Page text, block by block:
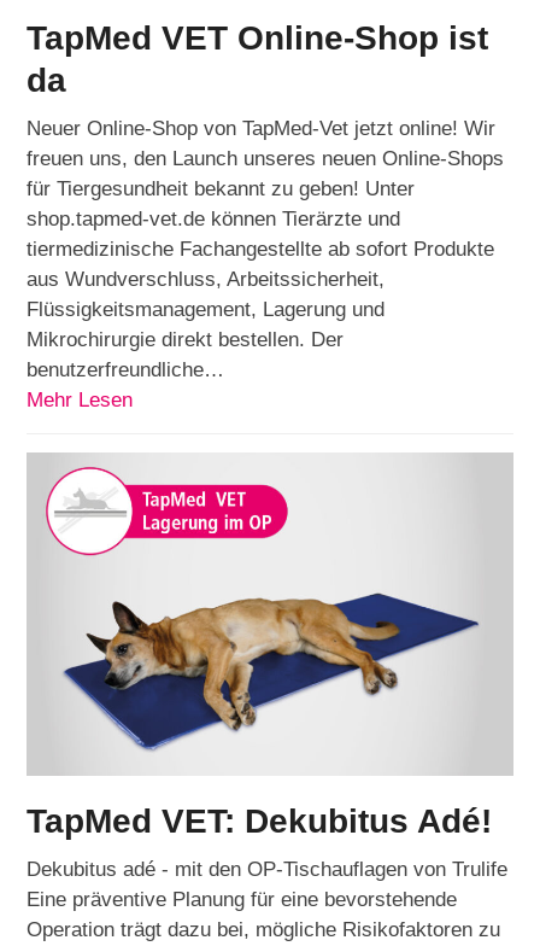
TapMed VET Online-Shop ist
da
Neuer Online-Shop von TapMed-Vet jetzt online! Wir
freuen uns, den Launch unseres neuen Online-Shops
für Tiergesundheit bekannt zu geben! Unter
shop.tapmed-vet.de können Tierärzte und
tiermedizinische Fachangestellte ab sofort Produkte
aus Wundverschluss, Arbeitssicherheit,
Flüssigkeitsmanagement, Lagerung und
Mikrochirurgie direkt bestellen. Der
benutzerfreundliche…
Mehr Lesen
TapMed VET: Dekubitus Adé!
Dekubitus adé - mit den OP-Tischauflagen von Trulife
Eine präventive Planung für eine bevorstehende
Operation trägt dazu bei, mögliche Risikofaktoren zu